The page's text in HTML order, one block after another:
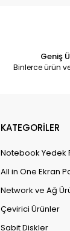
Geniş
Binlerce ürün
KATEGORİLER
Notebook Yedek
All in One Ekran
Network ve Ağ
Çevirici Ürünler
Sabit Diskler